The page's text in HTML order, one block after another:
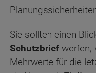
Sie sollten einen
Schutzbrief werfen,
Mehrwerte für die